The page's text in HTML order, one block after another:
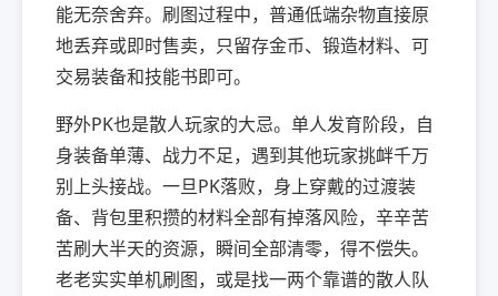
能无奈舍弃。刷图过程中，普通低端杂物直接原
地丢弃或即时售卖，只留存金币、锻造材料、可
交易装备和技能书即可。
野外PK也是散人玩家的大忌。单人发育阶段，自
身装备单薄、战力不足，遇到其他玩家挑衅千万
别上头接战。一旦PK落败，身上穿戴的过渡装
备、背包里积攒的材料全部有掉落风险，辛辛苦
苦刷大半天的资源，瞬间全部清零，得不偿失。
老老实实单机刷图，或是找一两个靠谱的散人队